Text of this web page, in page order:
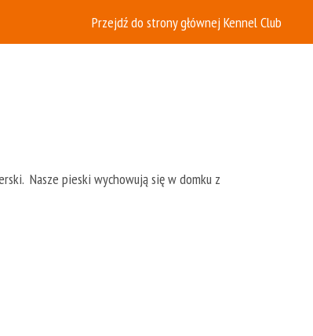
Przejdź do strony głównej Kennel Club
Nasze pieski wychowują się w domku z